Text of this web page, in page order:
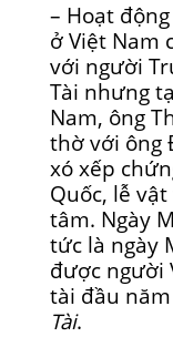
– Hoạt
ở Việt Nam
với người
Tài nhưng
Nam, ông
thờ với ông
xó xếp
Quốc, lễ
tâm. Ngày
tức là ngày
được người
tài đầu
Tài.